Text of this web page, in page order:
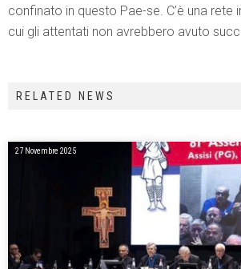
confinato in questo Pae-se. C’è una rete
cui gli attentati non avrebbero avuto
RELATED NEWS
27 Novembre 2025